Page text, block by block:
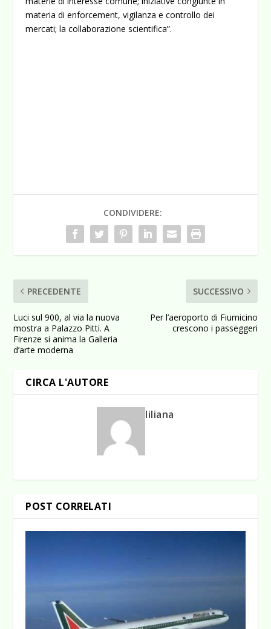
materia di enforcement, vigilanza e controllo dei
mercati; la collaborazione scientifica”.
CONDIVIDERE:
PRECEDENTE
Luci sul 900, al via la nuova
mostra a Palazzo Pitti. A
Firenze si anima la Galleria
d’arte moderna
SUCCESSIVO
Per l’aeroporto di Fiumicino
crescono i passeggeri
CIRCA L'AUTORE
liliana
POST CORRELATI